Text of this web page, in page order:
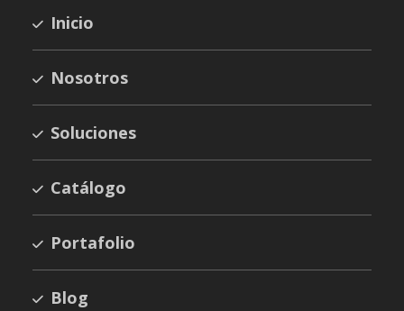
Inicio
Nosotros
Soluciones
Catálogo
Portafolio
Blog